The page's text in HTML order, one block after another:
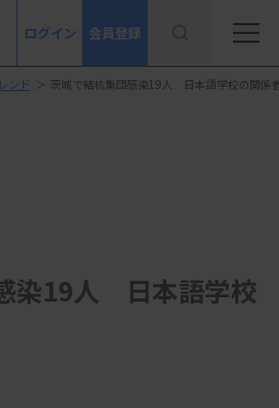
ログイン 会員登録
ンド ＞ 茨城で結核集団感染19人 日本語学校の関係
染19人 日本語学校